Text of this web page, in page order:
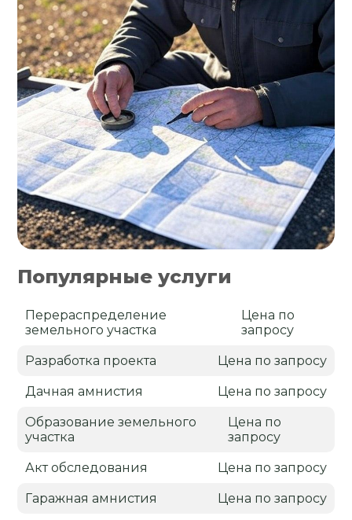
Популярные услуги
Перераспределение
земельного участка
Цена по
запросу
Разработка проекта Цена по запросу
Дачная амнистия Цена по запросу
Образование земельного
участка
Цена по
запросу
Акт обследования Цена по запросу
Гаражная амнистия Цена по запросу